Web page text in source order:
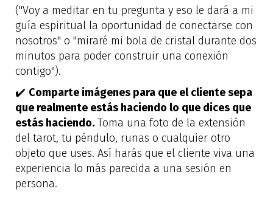
("Voy a meditar en tu pregunta y eso le dará a mi
guía espiritual la oportunidad de conectarse con
nosotros" o "miraré mi bola de cristal durante dos
minutos para poder construir una conexión
contigo").
✔️ Comparte imágenes para que el cliente sepa
que realmente estás haciendo lo que dices que
estás haciendo. Toma una foto de la extensión
del tarot, tu péndulo, runas o cualquier otro
objeto que uses. Así harás que el cliente viva una
experiencia lo más parecida a una sesión en
persona.